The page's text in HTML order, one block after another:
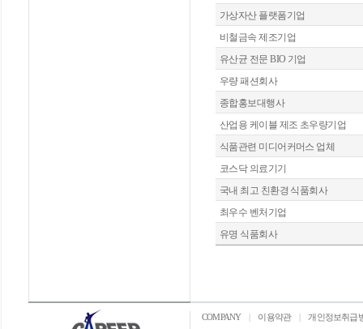
가상자산 플랫폼기업
비철금속 제조기업
유산균 전문 BIO 기업
우량 패션회사
종합홍보대행사
산업용 케이블 제조 초우량기업
식품관련 미디어커머스 업체
코스닥 의료기기
국내 최고 친환경 식품회사
최우수 벤처기업
유명 식품회사
COMPANY | 이용약관 |
개인정보취급